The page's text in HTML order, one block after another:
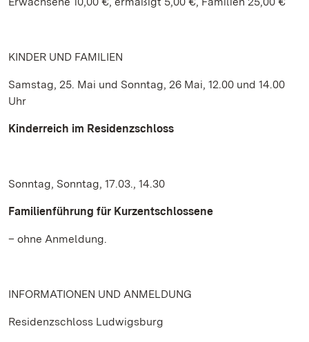
KINDER UND FAMILIEN
Samstag, 25. Mai und Sonntag, 26 Mai, 12.00 und 14.00
Uhr
Kinderreich im Residenzschloss
Sonntag, Sonntag, 17.03., 14.30
Familienführung für Kurzentschlossene
– ohne Anmeldung.
INFORMATIONEN UND ANMELDUNG
Residenzschloss Ludwigsburg